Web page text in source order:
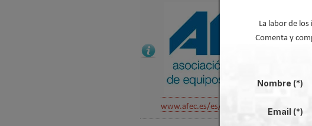
www.afec.es/es/
La labor de
Comenta y
Nombre (*)
Email (*)